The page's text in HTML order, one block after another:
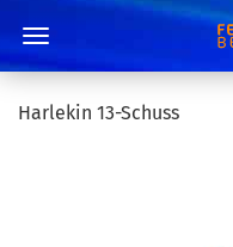
Harlekin 13-Schuss